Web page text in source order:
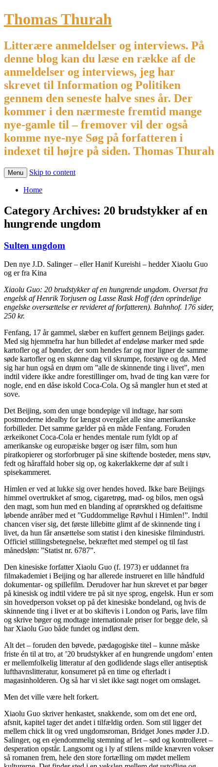
Thomas Thurah
Litterære anmeldelser og interviews. På
denne blog kan du læse en række af de
anmeldelser og interviews, jeg har
skrevet til Information og Politiken
gennem den seneste halve snes år. Der
kommer i den nærmeste fremtid mange
nye-gamle til – fremover vil der også
komme nye-nye Søg på forfatteren i
indexet til højre på siden. Thomas Thurah
Menu Skip to content
Home
Category Archives: 20 brudstykker af en
hungrende ungdom
Sulten ungdom
Den nye J.D. Salinger – eller Hanif Kureishi – hedder Xiaolu Guo
og er fra Kina
Xiaolu Guo: 20 brudstykker af en hungrende ungdom. Oversat fra
engelsk af Henrik Torjusen og Lasse Rask Hoff (den oprindelige
engelske oversættelse er revideret af forfatteren). Bahnhof. 176 sider,
250 kr.
Fenfang, 17 år gammel, slæber en kuffert gennem Beijings gader.
Med sig hjemmefra har hun billedet af endeløse marker med søde
kartofler og af bønder, der som hendes far og mor ligner de samme
søde kartofler og en skønne dag vil skrumpe, forstøve og dø. Med
sig har hun også en drøm om ”alle de skinnende ting i livet”, men
indtil videre ikke andre forestillinger om, hvad de ting kan være for
nogle, end en dåse iskold Coca-Cola. Og så mangler hun et sted at
sove.
Det Beijing, som den unge bondepige vil indtage, har som
postmoderne idealby for længst overgået alle sine amerikanske
forbilleder. Det samme gælder på en måde Fenfang. Foruden
ærkeikonet Coca-Cola er hendes mentale rum fyldt op af
amerikanske og europæiske bøger og især film, som hun
piratkopierer og storforbruger på sine skiftende bosteder, mens støv,
fedt og håraffald hober sig op, og kakerlakkerne dør af sult i
spisekammeret.
Himlen er ved at lukke sig over hendes hoved. Ikke bare Beijings
himmel overtrukket af smog, cigaretrøg, mad- og bilos, men også
den magt, som hun med en blanding af oprørskhed og defaitisme
løbende anråber med et ”Guddommelige Røvhul i Himlen!”. Indtil
chancen viser sig, det første lillebitte glimt af de skinnende ting i
livet, da hun får ansættelse som statist i den kinesiske filmindustri.
Officiel stillingsbetegnelse, bekræftet med stempel og til fast
månedsløn: ”Statist nr. 6787”.
Den kinesiske forfatter Xiaolu Guo (f. 1973) er uddannet fra
filmakademiet i Beijing og har allerede instrueret en lille håndfuld
dokumentar- og spillefilm. Derudover har hun skrevet et par bøger
på kinesisk og indtil videre tre på sit nye sprog, engelsk. Hun er som
sin hovedperson vokset op på det kinesiske bondeland, og hvis de
skinnende ting i livet er at bo skiftevis i London og Paris, lave film
og skrive bøger og modtage internationale priser for begge dele, så
har Xiaolu Guo både fundet og indløst dem.
Alt det – foruden den bøvede, pædagogiske titel – kunne måske
friste én til at tro, at ’20 brudstykker af en hungrende ungdom’ enten
er mellemfolkelig litteratur af den godlidende slags eller antiseptisk
lufthavnslitteratur, konsumeret på en time og efterladt i
magasinholderen. Og så har vi slet ikke sagt noget om omslaget.
Men det ville være helt forkert.
Xiaolu Guo skriver henkastet, snakkende, som om det ene ord,
afsnit, kapitel tager det andet i tilfældig orden. Som stil ligger det
mellem chick lit og vred ungdomsroman, Bridget Jones møder J.D.
Salinger, og en ejendommelig stemning af let – sød og kontrolleret –
desperation opstår. Langsomt og i ly af stilens milde knævren vokser
så romanen frem, hele den store fortælling om mødet mellem